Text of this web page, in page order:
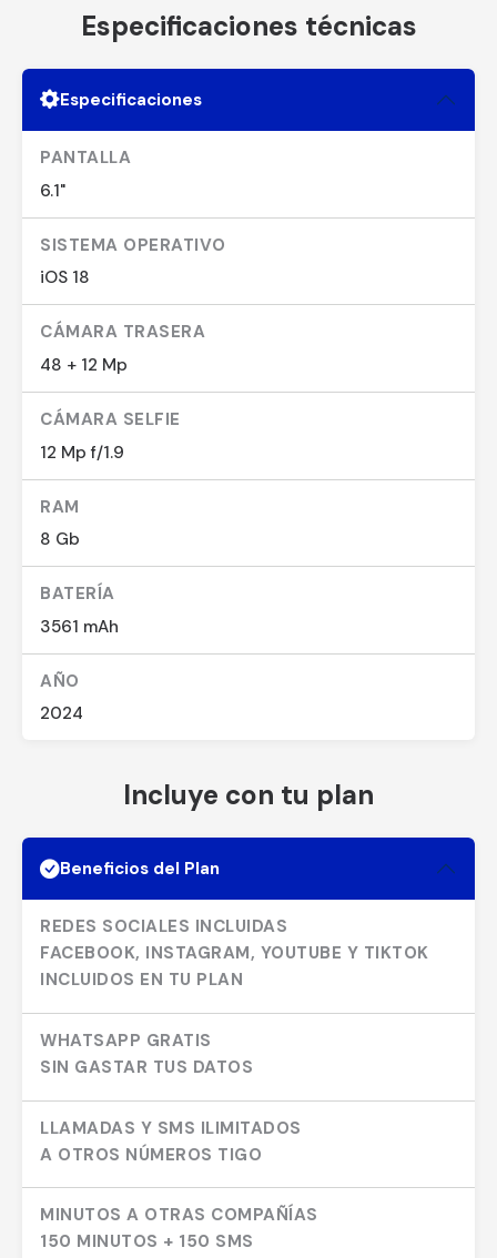
Especificaciones técnicas
Especificaciones
PANTALLA
6.1"
SISTEMA OPERATIVO
iOS 18
CÁMARA TRASERA
48 + 12 Mp
CÁMARA SELFIE
12 Mp f/1.9
RAM
8 Gb
BATERÍA
3561 mAh
AÑO
2024
Incluye con tu plan
Beneficios del Plan
REDES SOCIALES INCLUIDAS
FACEBOOK, INSTAGRAM, YOUTUBE Y TIKTOK
INCLUIDOS EN TU PLAN
WHATSAPP GRATIS
SIN GASTAR TUS DATOS
LLAMADAS Y SMS ILIMITADOS
A OTROS NÚMEROS TIGO
MINUTOS A OTRAS COMPAÑÍAS
150 MINUTOS + 150 SMS